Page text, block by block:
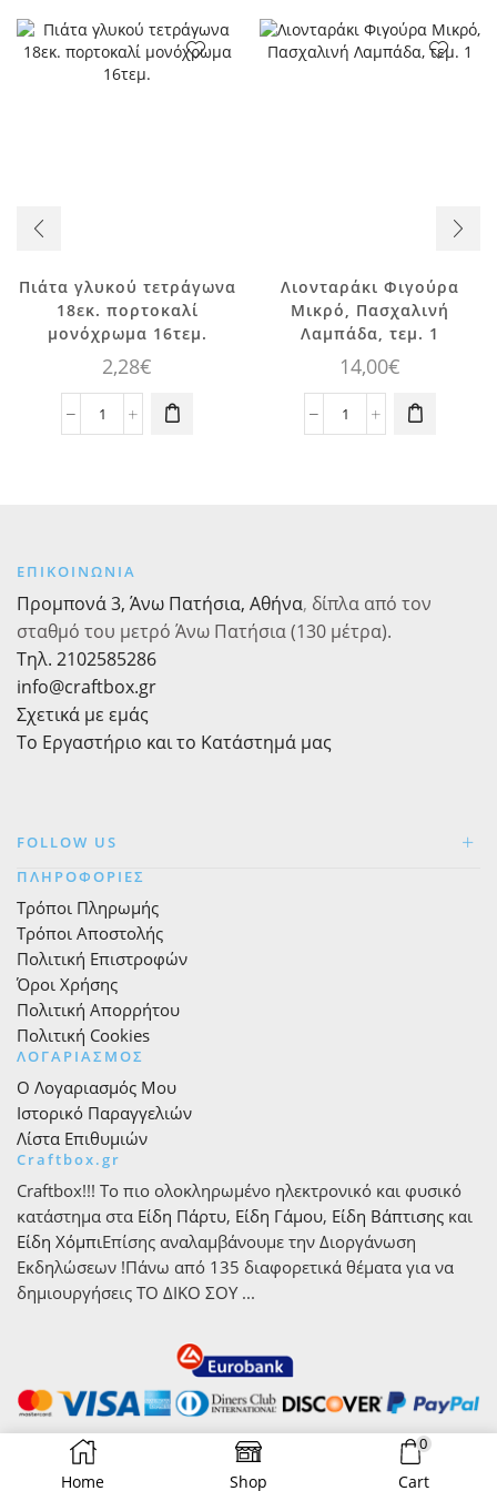
Πιάτα γλυκού τετράγωνα
18εκ. πορτοκαλί
μονόχρωμα 16τεμ.
2,28€
Πιάτα
16τεμ.
Λιονταράκι Φιγούρα
Μικρό, Πασχαλινή
Λαμπάδα, τεμ. 1
14,00€
Λιονταράκι
ΕΠΙΚΟΙΝΩΝΙΑ
Προμπονά 3, Άνω Πατήσια, Αθήνα, δίπλα από τον
σταθμό του μετρό Άνω Πατήσια (130 μέτρα).
Τηλ. 2102585286
info@craftbox.gr
Σχετικά με εμάς
Το Εργαστήριο και το Κατάστημά μας
FOLLOW US
ΠΛΗΡΟΦΟΡΙΕΣ
Τρόποι Πληρωμής
Τρόποι Αποστολής
Πολιτική Επιστροφών
Όροι Χρήσης
Πολιτική Απορρήτου
Πολιτική Cookies
ΛΟΓΑΡΙΑΣΜΟΣ
Ο Λογαριασμός Μου
Ιστορικό Παραγγελιών
Λίστα Επιθυμιών
Craftbox.gr
Craftbox!!! Το πιο ολοκληρωμένο ηλεκτρονικό και φυσικό
κατάστημα στα Είδη Πάρτυ, Είδη Γάμου, Είδη Βάπτισης και
Είδη ΧόμπιΕπίσης αναλαμβάνουμε την Διοργάνωση
Εκδηλώσεων !Πάνω από 135 διαφορετικά θέματα για να
δημιουργήσεις ΤΟ ΔΙΚΟ ΣΟΥ ...
Home Shop
0
Cart